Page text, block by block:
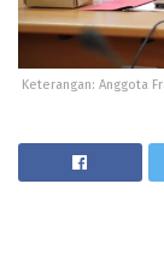
Keterangan: Anggota